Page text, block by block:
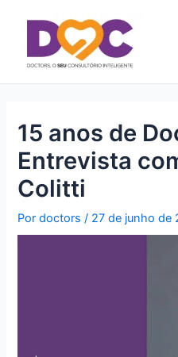
conteúdo
15 anos de
Entrevista
Colitti
Pordoctors/ 27 de junho de